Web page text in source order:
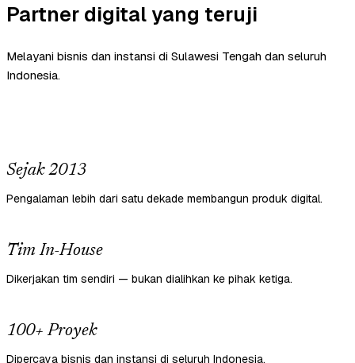
Partner digital yang teruji
Melayani bisnis dan instansi di Sulawesi Tengah dan seluruh
Indonesia.
Sejak 2013
Pengalaman lebih dari satu dekade membangun produk digital.
Tim In-House
Dikerjakan tim sendiri — bukan dialihkan ke pihak ketiga.
100+ Proyek
Dipercaya bisnis dan instansi di seluruh Indonesia.